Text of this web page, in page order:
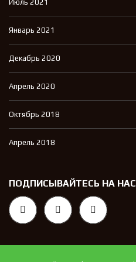
Июль 2021
Январь 2021
Декабрь 2020
Апрель 2020
Октябрь 2018
Апрель 2018
ПОДПИСЫВАЙТЕСЬ НА НАС